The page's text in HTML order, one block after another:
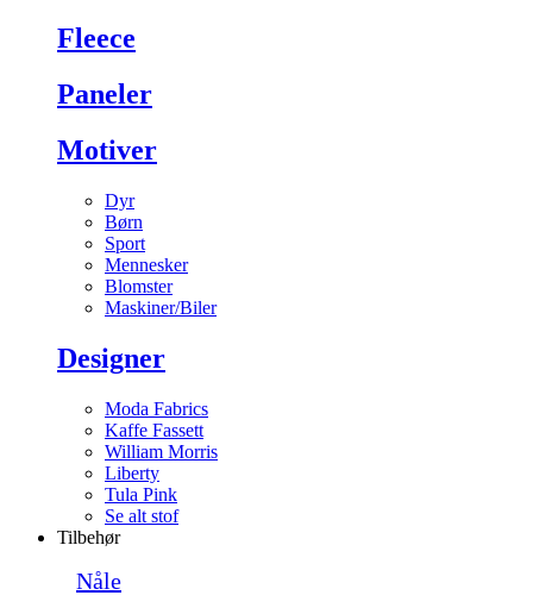
Fleece
Paneler
Motiver
Dyr
Børn
Sport
Mennesker
Blomster
Maskiner/Biler
Designer
Moda Fabrics
Kaffe Fassett
William Morris
Liberty
Tula Pink
Se alt stof
Tilbehør
Nåle